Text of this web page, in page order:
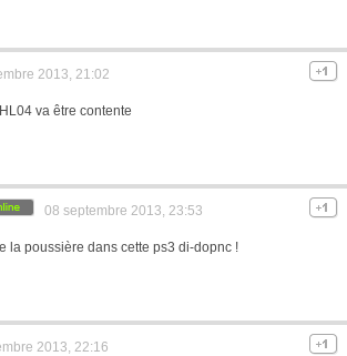
2013, 21:02
va être contente
08 septembre 2013, 23:53
la poussière dans cette ps3 di-dopnc !
2013, 22:16